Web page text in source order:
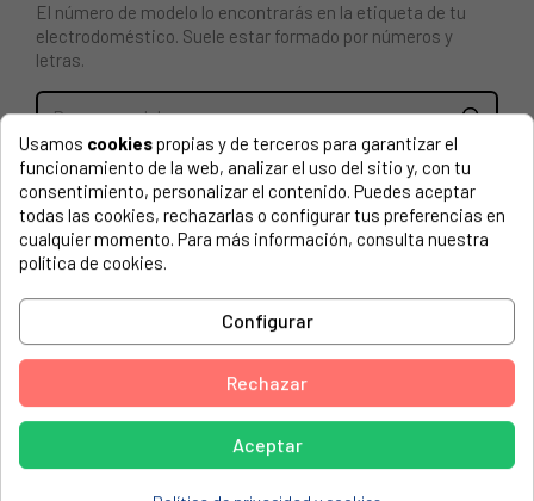
El número de modelo lo encontrarás en la etiqueta de tu
electrodoméstico. Suele estar formado por números y
letras.
BANDEJA ESMALTADA ORIGINAL PARA HORNO BEKO
219440101. Dimensiones (462 x 373 x 40 mm).
ALTUS, 4410485032
I_YER_60ANK_E.TUR_ALTUS_INOX
ALTUS, 6609419132
ALTUS, 6609419132 AL 555 G ALTUS
ALTUS, 7733982901 HUN 1400 X ALTUS
ALTUS, 7733982904 HSN 1200 X ALTUS
Usamos cookiespropias y de terceros para garantizar el
funcionamiento de la web, analizar el uso del sitio y, con tu
consentimiento, personalizar el contenido. Puedes aceptar
todas las cookies, rechazarlas o configurar tus preferencias en
cualquier momento. Para más información, consulta nuestra
política de cookies.
Configurar
Rechazar
Aceptar